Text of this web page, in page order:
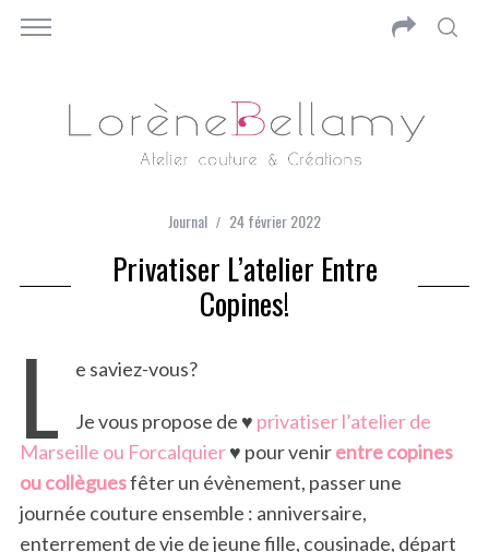
Journal 24 février 2022
Privatiser L’atelier Entre
Copines!
L e saviez-vous?
Je vous propose de ♥ privatiser l’atelier de
Marseille ou Forcalquier♥ pour venirentre copines
ou collèguesfêter un évènement, passer une
journée couture ensemble : anniversaire,
enterrement de vie de jeune fille, cousinade, départ